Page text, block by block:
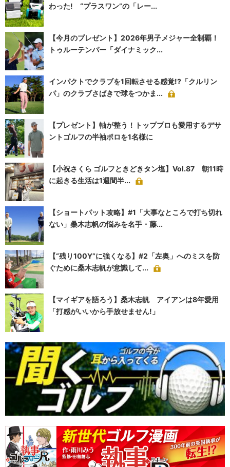
わった! “プラスワン”の「レー...
【今月のプレゼント】2026年男子メジャー全制覇！
トゥルーテンパー「ダイナミック...
インパクトでクラブを1回転させる感覚!?「クルリン
パ」のクラブさばきで球をつかま...
【プレゼント】軸が整う！トッププロも愛用するデサ
ントゴルフの半袖ポロを1名様に
【小祝さくら ゴルフときどきタン塩】Vol.87 朝11時
に起きる生活は1週間半...
【ショートパット攻略】#1「大事なところで打ち切れ
ない」桑木志帆の悩みを名手・藤...
【“残り100Y”に強くなる】#2「左奥」へのミスを防
ぐために桑木志帆が意識して...
【マイギアを語ろう】桑木志帆 アイアンは8年愛用
「打感がいいから手放せません!」